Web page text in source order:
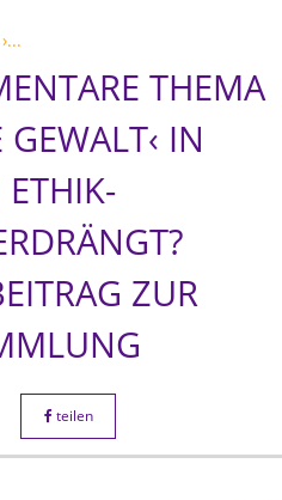
THEMA
GEWALT‹ IN
ETHIK-
ZUR
teilen